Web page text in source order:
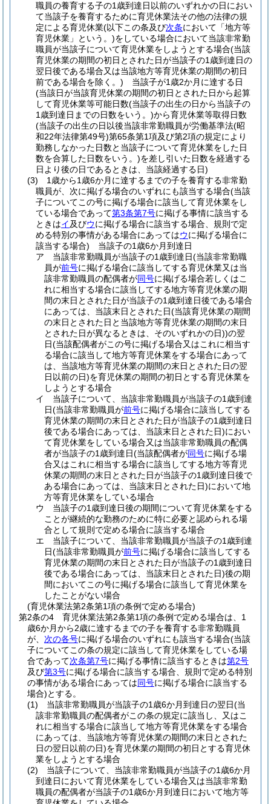
職員の養育する子の1歳到達日以前のいずれかの日におい
て当該子を養育するために育児休業法その他の法律の規
定による育児休業(以下この条及び次条において「地方等
育児休業」という。)をしている場合において当該非常勤
職員が当該子について育児休業をしようとする場合(当該
育児休業の期間の初日とされた日が当該子の1歳到達日の
翌日後である場合又は当該地方等育児休業の期間の初日
前である場合を除く。) 当該子が1歳2か月に達する日
(当該日が当該育児休業の期間の初日とされた日から起算
して育児休業等可能日数(当該子の出生の日から当該子の
1歳到達日までの日数をいう。)から育児休業等取得日数
(当該子の出生の日以後当該非常勤職員が労働基準法(昭
和22年法律第49号)第65条第1項及び第2項の規定により
勤務しなかった日数と当該子について育児休業をした日
数を合算した日数をいう。)を差し引いた日数を経過する
日より後の日であるときは、当該経過する日)
(3)
1歳から1歳6か月に達するまでの子を養育する非常勤
職員が、次に掲げる場合のいずれにも該当する場合(当該
子についてこの号に掲げる場合に該当して育児休業をし
ている場合であって第3条第7号に掲げる事情に該当する
ときはイ及びウに掲げる場合に該当する場合、規則で定
める特別の事情がある場合にあってはウに掲げる場合に
該当する場合) 当該子の1歳6か月到達日
ア
当該非常勤職員が当該子の1歳到達日(当該非常勤職
員が前号に掲げる場合に該当してする育児休業又は当
該非常勤職員の配偶者が同号に掲げる場合若しくはこ
れに相当する場合に該当してする地方等育児休業の期
間の末日とされた日が当該子の1歳到達日後である場合
にあっては、当該末日とされた日(当該育児休業の期間
の末日とされた日と当該地方等育児休業の期間の末日
とされた日が異なるときは、そのいずれかの日))の翌
日(当該配偶者がこの号に掲げる場合又はこれに相当す
る場合に該当して地方等育児休業をする場合にあって
は、当該地方等育児休業の期間の末日とされた日の翌
日以前の日)を育児休業の期間の初日とする育児休業を
しようとする場合
イ
当該子について、当該非常勤職員が当該子の1歳到達
日(当該非常勤職員が前号に掲げる場合に該当してする
育児休業の期間の末日とされた日が当該子の1歳到達日
後である場合にあっては、当該末日とされた日)におい
て育児休業をしている場合又は当該非常勤職員の配偶
者が当該子の1歳到達日(当該配偶者が同号に掲げる場
合又はこれに相当する場合に該当してする地方等育児
休業の期間の末日とされた日が当該子の1歳到達日後で
ある場合にあっては、当該末日とされた日)において地
方等育児休業をしている場合
ウ
当該子の1歳到達日後の期間について育児休業をする
ことが継続的な勤務のために特に必要と認められる場
合として規則で定める場合に該当する場合
エ
当該子について、当該非常勤職員が当該子の1歳到達
日(当該非常勤職員が前号に掲げる場合に該当してする
育児休業の期間の末日とされた日が当該子の1歳到達日
後である場合にあっては、当該末日とされた日)後の期
間においてこの号に掲げる場合に該当して育児休業を
したことがない場合
(育児休業法第2条第1項の条例で定める場合)
第2条の4
育児休業法第2条第1項の条例で定める場合は、1
歳6か月から2歳に達するまでの子を養育する非常勤職員
が、 次の各号に掲げる場合のいずれにも該当する場合(当該
子についてこの条の規定に該当して育児休業をしている場
合であって次条第7号に掲げる事情に該当するときは第2号
及び第3号に掲げる場合に該当する場合、規則で定める特別
の事情がある場合にあっては同号に掲げる場合に該当する
場合)とする。
(1)
当該非常勤職員が当該子の1歳6か月到達日の翌日(当
該非常勤職員の配偶者がこの条の規定に該当し、又はこ
れに相当する場合に該当して地方等育児休業をする場合
にあっては、当該地方等育児休業の期間の末日とされた
日の翌日以前の日)を育児休業の期間の初日とする育児休
業をしようとする場合
(2)
当該子について、当該非常勤職員が当該子の1歳6か月
到達日において育児休業をしている場合又は当該非常勤
職員の配偶者が当該子の1歳6か月到達日において地方等